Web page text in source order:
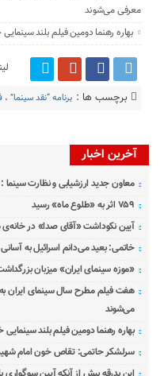
معرفی می‌شوند
بهاره رهنما دومین فیلم بلند
برچسب ها : برنامه “نقد سینما” ،
آخرین اخبار
معاون جدید ارزشیابی و نظارت
۷۵۹ اثر به «طلوع ماه» رسید
آیین نکوداشت «آقای صدا» در خانه‌ی
خاتمی: بعید می‌دانم اسرائیل به
«موزه سینمای ایران» میزبان
هفت فیلم مطرح سال سینمای ایران
می‌شوند
بهاره رهنما دومین فیلم بلند سینمایی
سرلشکر حاتمی: تقاص خون امام